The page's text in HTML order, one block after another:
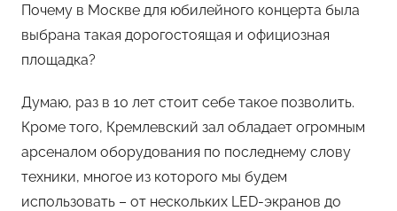
Почему в Москве для юбилейного концерта была
выбрана такая дорогостоящая и официозная
площадка?
Думаю, раз в 10 лет стоит себе такое позволить.
Кроме того, Кремлевский зал обладает огромным
арсеналом оборудования по последнему слову
техники, многое из которого мы будем
использовать – от нескольких LED-экранов до